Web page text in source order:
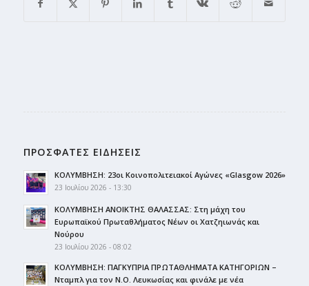
ΠΡΟΣΦΑΤΕΣ ΕΙΔΗΣΕΙΣ
ΚΟΛΥΜΒΗΣΗ: 23οι Κοινοπολιτειακοί Αγώνες «Glasgow 2026»
23 Ιουλίου 2026 - 13:30
ΚΟΛΥΜΒΗΣΗ ΑΝΟΙΚΤΗΣ ΘΑΛΑΣΣΑΣ: Στη μάχη του
Ευρωπαϊκού Πρωταθλήματος Νέων οι Χατζηιωνάς και
Νούρου
23 Ιουλίου 2026 - 08:02
ΚΟΛΥΜΒΗΣΗ: ΠΑΓΚΥΠΡΙΑ ΠΡΩΤΑΘΛΗΜΑΤΑ ΚΑΤΗΓΟΡΙΩΝ –
Νταμπλ για τον Ν.Ο. Λευκωσίας και φινάλε με νέα